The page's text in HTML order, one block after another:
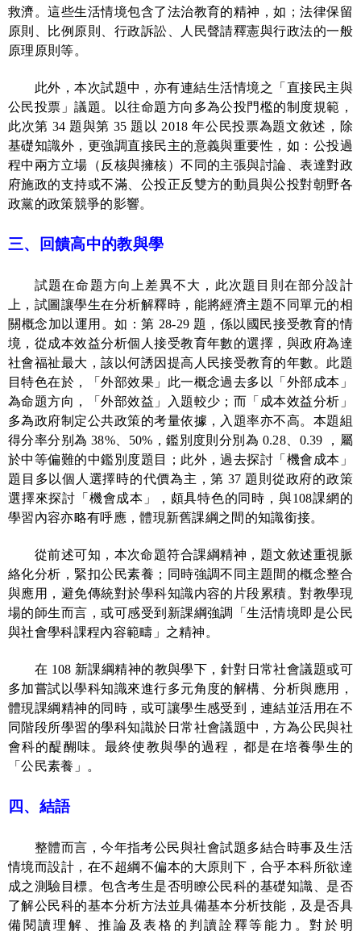
救濟。這些生活情境包含了法治教育的精神，如；法律保留
原則、比例原則、行政訴訟、人民聲請釋憲與行政法的一般
原理原則等。
此外，本次試題中，亦有連結生活情境之「直接民主與
公民投票」議題。以往命題方向多為公投門檻的制度規範，
此次第 34 題與第 35 題以 2018年公民投票為題文敘述，除
基礎知識外，更強調直接民主的意義與重要性，如：公投過
程中兩方立場（反核與擁核）不同的主張與討論、表達對政
府施政的支持或不滿、公投正反雙方的動員與公投對朝野各
政黨的政策競爭的影響。
三、回饋高中的教與學
試題在命題方向上差異不大，此次題目則在部分設計
上，試圖讓學生在分析解釋時，能將經濟主題不同單元的相
關概念加以運用。如：第 28-29 題，係以國民接受教育的情
境，從成本效益分析個人接受教育年數的選擇，與政府為達
社會福祉最大，該以何誘因提高人民接受教育的年數。此題
目特色在於，「外部效果」此一概念過去多以「外部成本」
為命題方向，「外部效益」入題較少；而「成本效益分析」
多為政府制定公共政策的考量依據，入題率亦不高。本題組
得分率分别為38% 50% ，鑑別度則分別為 0.28、 0.39
，屬
於中等偏難的中鑑別度題目；此外，過去探討「機會成本」
題目多以個人選擇時的代價為主，第 37 題則從政府的政策
選擇來探討「機會成本」，頗具特色的同時，與108課網的
學習內容亦略有呼應，體現新舊課綱之間的知識銜接。
從前述可知，本次命題符合課綱精神，題文敘述重視脈
絡化分析，緊扣公民素養；同時強調不同主題間的概念整合
與應用，避免傳統對於學科知識内容的片段累積。對教學現
場的師生而言，或可感受到新課綱強調「生活情境即是公民
與社會學科課程內容範疇」之精神。
在 108 新課綱精神的教與學下，針對日常社會議題或可
多加嘗試以學科知識來進行多元角度的解構、分析與應用，
體現課綱精神的同時，或可讓學生感受到，連結並活用在不
同階段所學習的學科知識於日常社會議題中，方為公民與社
會科的醍醐味。最終使教與學的過程，都是在培養學生的
「公民素養」。
四、結語
整體而言，今年指考公民與社會試題多結合時事及生活
情境而設計，在不超綱不偏本的大原則下，合乎本科所欲達
成之測驗目標。包含考生是否明瞭公民科的基礎知識、是否
了解公民科的基本分析方法並具備基本分析技能，及是否具
備閱讀理解、推論及表格的判讀詮釋等能力。對於明